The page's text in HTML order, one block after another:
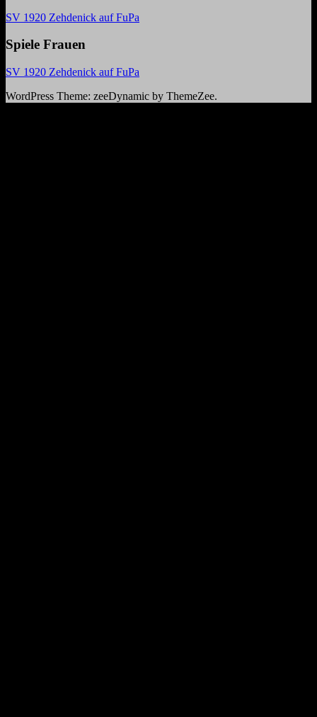
SV 1920 Zehdenick auf FuPa
Spiele Frauen
SV 1920 Zehdenick auf FuPa
WordPress Theme: zeeDynamic by ThemeZee.